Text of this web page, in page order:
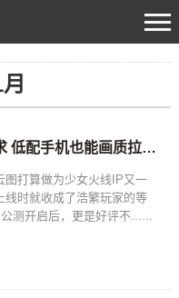
《少女前线：云图计划》配置要求 低配手机也能画质拉满流畅玩-没网也能玩的手机游戏
图打算做为少女火线IP又一
线时就收成了浩繁玩家的等
测开启后，更是好评不......